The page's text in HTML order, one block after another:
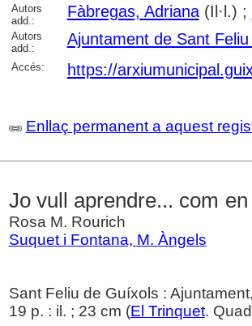
Autors
add.:
Fàbregas, Adriana(Il·l.) ;
Autors
add.:
Ajuntament de Sant
Accés: https://
Enllaç permanent a aquest
Jo vull aprendre... com
Rosa M. Rourich
Suquet i Fontana, M. Àngels
Sant Feliu de Guíxols :
19 p. : il. ; 23 cm (El Trinquet.